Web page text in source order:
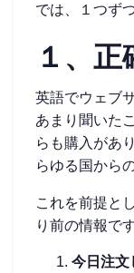
では、１つず
１、
英語でウェブ
あまり聞いた
らも購入があ
らゆる国から
これを前提と
り前の情報で
今日注文